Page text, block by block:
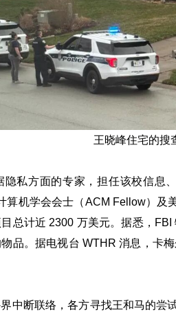
王晓峰住宅的搜
隐私方面的专家，担任该校信息
算机学会会士（ACM Fellow）及
总计近 2300 万美元。据悉，
品。据电视台 WTHR 消息，卡
中断联络，各方寻找王和马的尝